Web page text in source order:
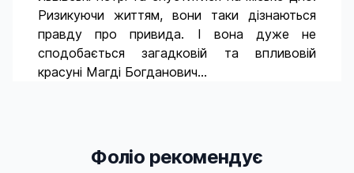
Ризикуючи життям, вони таки дізнаються
правду про привида. І вона дуже не
сподобається загадковій та впливовій
красуні Магді Богданович…
Фоліо рекомендує